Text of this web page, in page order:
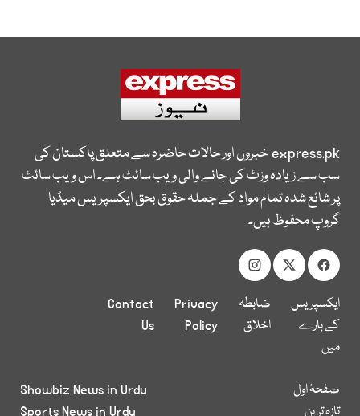
express.pkخبروں اور حالات حاضرہ سے متعلق پاکستان کی
سب سے زیادہ وزٹ کی جانے والی ویب سائٹ ہے۔ اس ویب سائٹ
پر شائع شدہ تمام مواد کے جملہ حقوق بحق ایکسپریس میڈیا
گروپ محفوظ ہیں۔
ایکسپریس
کے بارے
میں
ضابطہ
اخلاق
Privacy
Policy
Contact
Us
صفحۂ اول
تازہ ترین
Showbiz News in Urdu
Sports News in Urdu